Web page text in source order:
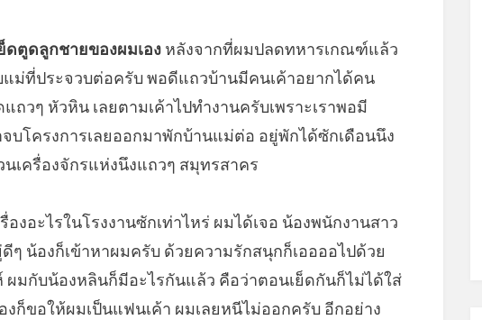
ดตูดลูกชายของผมเอง หลังจากที่ผมปลดทหารเกณฑ์แล้ว
ม่ที่ประจวบต่อครับ พอดีแถวบ้านมีคนเค้าอยากได้คน
ถวๆ หัวหิน เลยตามเค้าไปทำงานครับเพราะเราพอมี
บโครงการเลยออกมาพักบ้านแม่ต่อ อยู่พักได้ซักเดือนนึง
เครื่องจักรแห่งนึงแถวๆ สมุทรสาคร
องอะไรในโรงงานซักเท่าไหร่ ผมได้เจอ น้องพนักงานสาว
ๆ น้องก็เข้าหาผมครับ ด้วยความรักสนุกก็เออออไปด้วย
มกับน้องหลินก็มีอะไรกันแล้ว คือว่าตอนเย็ดกันก็ไม่ได้ใส่
งก็ขอให้ผมเป็นแฟนเค้า ผมเลยหนีไม่ออกครับ อีกอย่าง